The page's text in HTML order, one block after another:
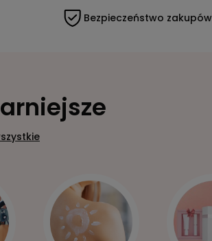
Bezpieczeństwo zakupów